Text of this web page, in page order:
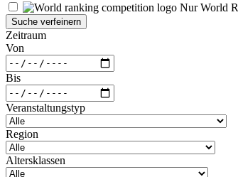
Nur World
Suche verfeinern
Zeitraum
Von
Bis
Veranstaltungstyp
Region
Altersklassen